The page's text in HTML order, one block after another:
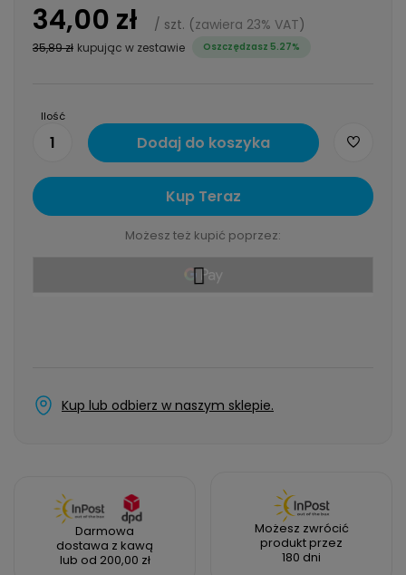
34,00 zł / szt. (zawiera 23% VAT)
35,89 zł kupując w zestawie Oszczędzasz 5.27%
Ilość
1 Dodaj do koszyka
Kup Teraz
Możesz też kupić poprzez:
Kup lub odbierz w naszym sklepie.
Darmowa
dostawa z kawą
lub od 200,00 zł
Możesz zwrócić
produkt przez
180 dni